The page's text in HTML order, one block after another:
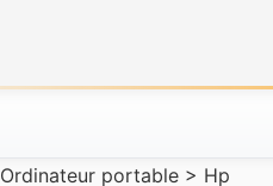
Ordinateur portable > Hp